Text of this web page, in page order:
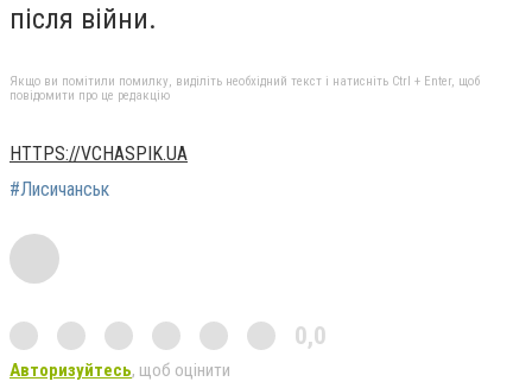
після війни.
Якщо ви помітили помилку, виділіть необхідний текст і натисніть Ctrl + Enter, щоб
повідомити про це редакцію
HTTPS://VCHASPIK.UA
#Лисичанськ
0,0
Авторизуйтесь, щоб оцінити